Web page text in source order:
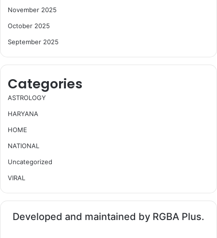
November 2025
October 2025
September 2025
Categories
ASTROLOGY
HARYANA
HOME
NATIONAL
Uncategorized
VIRAL
Developed and maintained by RGBA Plus.